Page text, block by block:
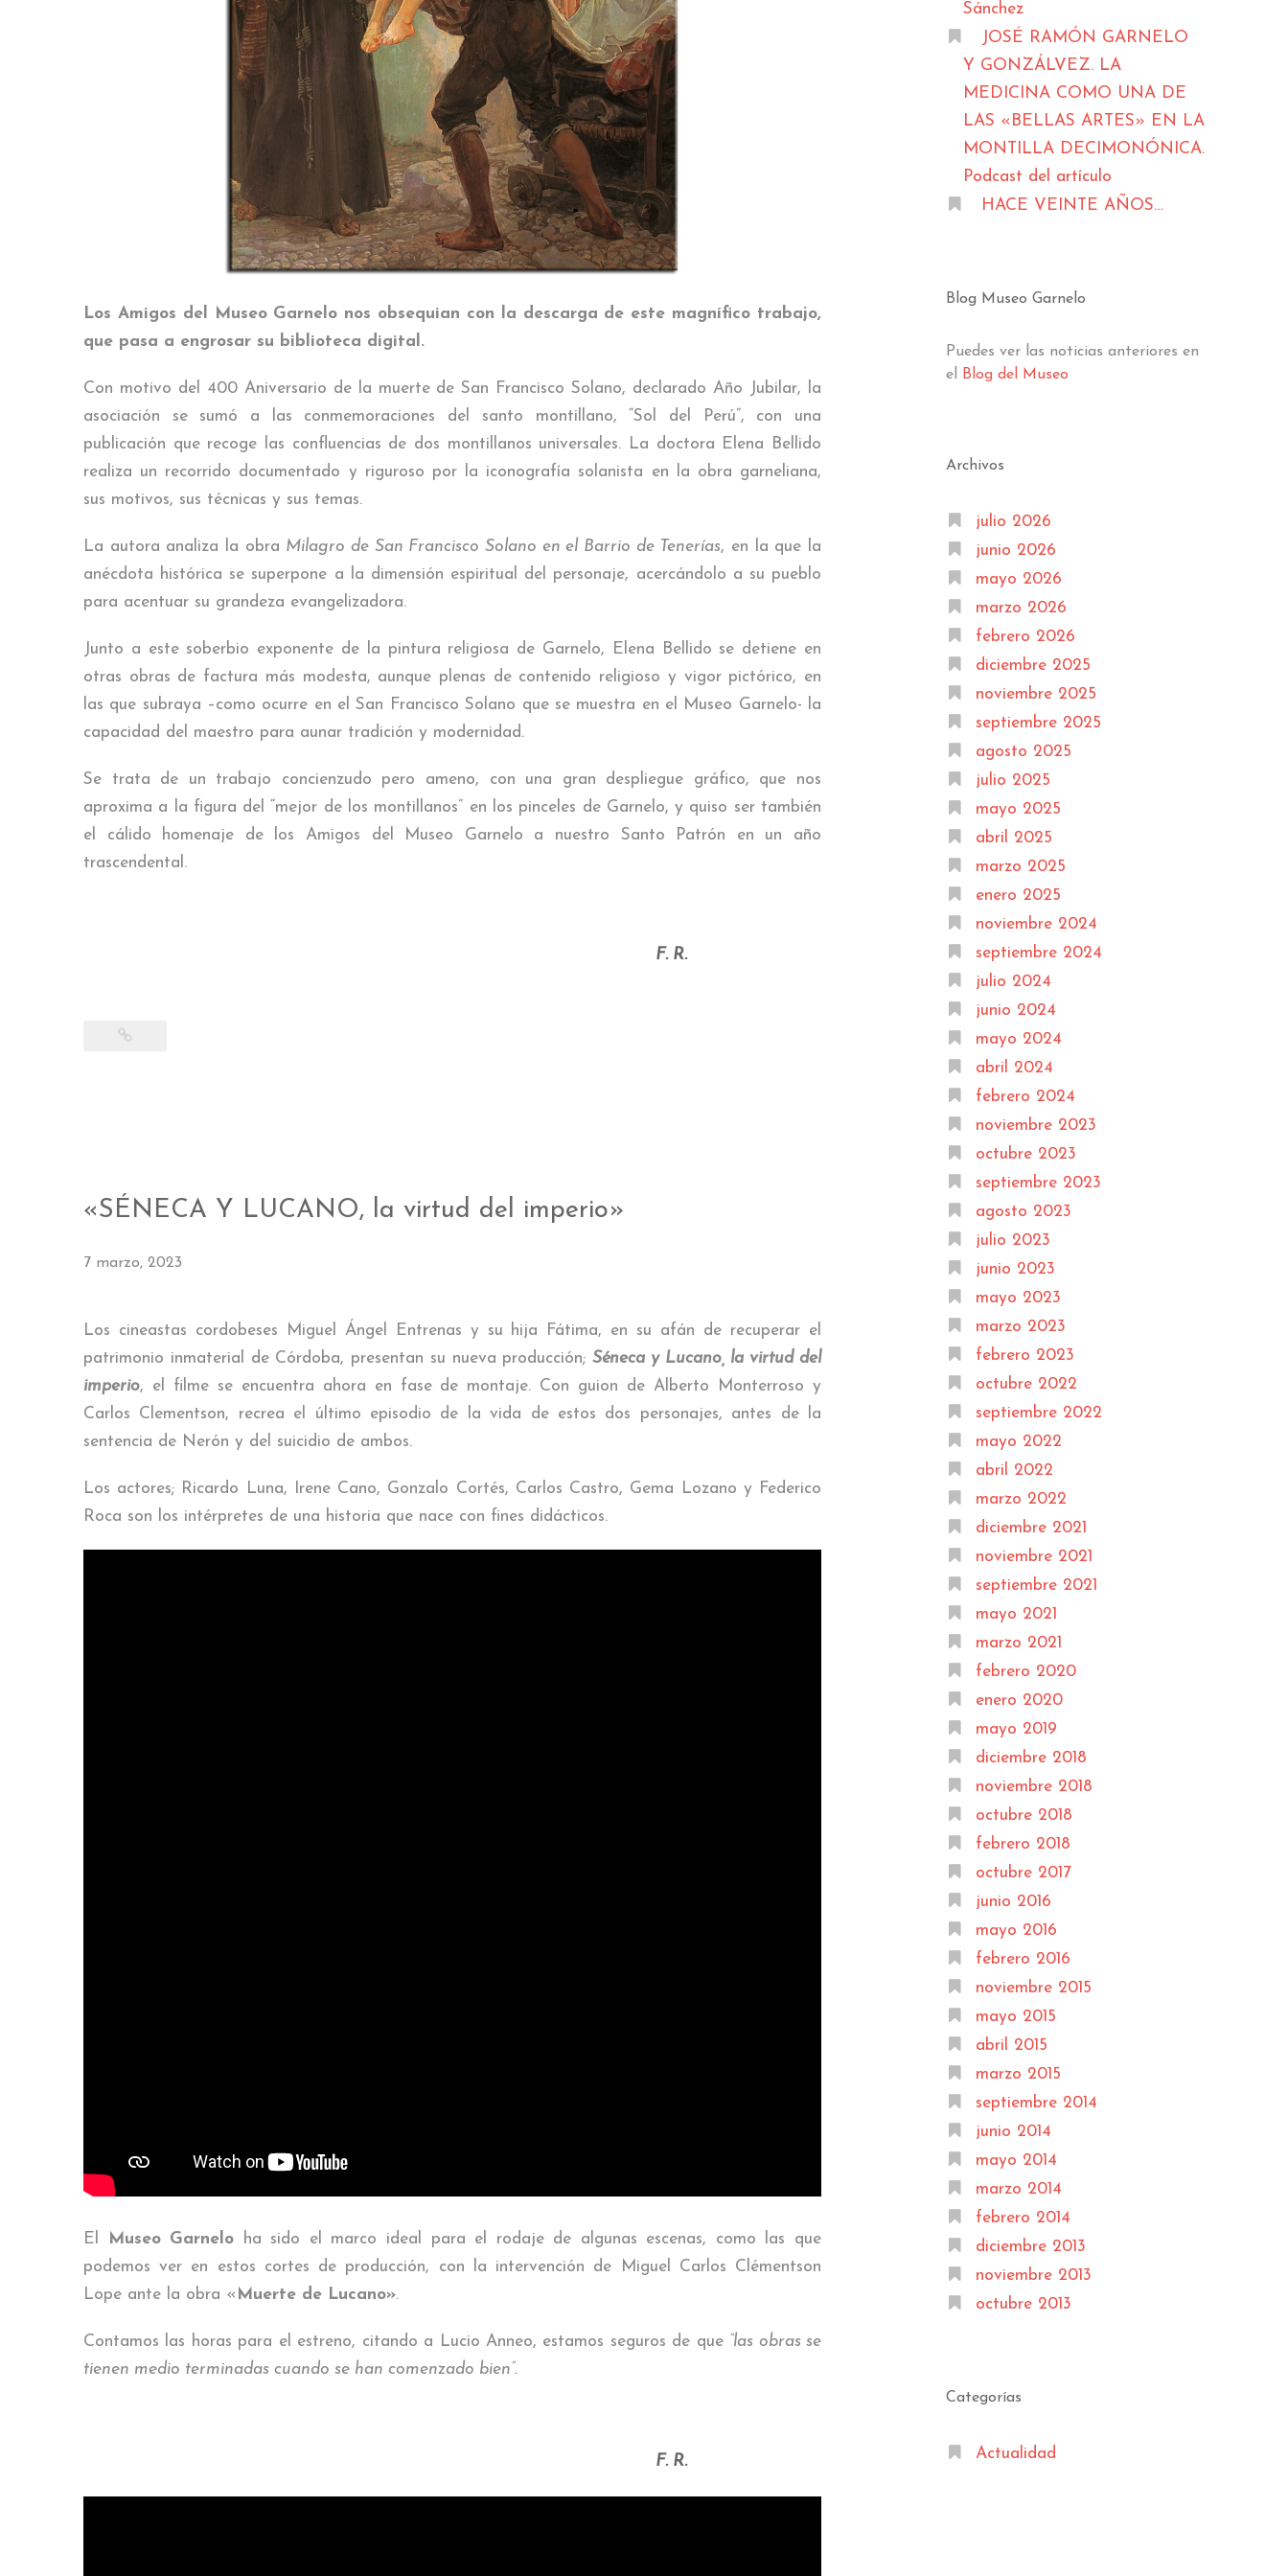
Los Amigos del Museo Garnelo nos obsequian con la descarga de este magnífico trabajo,
que pasa a engrosar su biblioteca digital.
Con motivo del 400 Aniversario de la muerte de San Francisco Solano, declarado Año Jubilar, la
asociación se sumó a las conmemoraciones del santo montillano, “Sol del Perú”, con una
publicación que recoge las confluencias de dos montillanos universales. La doctora Elena Bellido
realiza un recorrido documentado y riguroso por la iconografía solanista en la obra garneliana,
sus motivos, sus técnicas y sus temas.
La autora analiza la obra Milagro de San Francisco Solano en el Barrio de Tenerías, en la que la
anécdota histórica se superpone a la dimensión espiritual del personaje, acercándolo a su pueblo
para acentuar su grandeza evangelizadora.
Junto a este soberbio exponente de la pintura religiosa de Garnelo, Elena Bellido se detiene en
otras obras de factura más modesta, aunque plenas de contenido religioso y vigor pictórico, en
las que subraya –como ocurre en el San Francisco Solano que se muestra en el Museo Garnelo- la
capacidad del maestro para aunar tradición y modernidad.
Se trata de un trabajo concienzudo pero ameno, con una gran despliegue gráfico, que nos
aproxima a la figura del “mejor de los montillanos” en los pinceles de Garnelo, y quiso ser también
el cálido homenaje de los Amigos del Museo Garnelo a nuestro Santo Patrón en un año
trascendental.
F. R.
«SÉNECA Y LUCANO, la virtud del imperio»
7 marzo, 2023
Los cineastas cordobeses Miguel Ángel Entrenas y su hija Fátima, en su afán de recuperar el
patrimonio inmaterial de Córdoba, presentan su nueva producción;Séneca y Lucano, la virtud del
imperio, el filme se encuentra ahora en fase de montaje. Con guion de Alberto Monterroso y
Carlos Clementson, recrea el último episodio de la vida de estos dos personajes, antes de la
sentencia de Nerón y del suicidio de ambos.
Los actores; Ricardo Luna, Irene Cano, Gonzalo Cortés, Carlos Castro, Gema Lozano y Federico
Roca son los intérpretes de una historia que nace con fines didácticos.
El Museo Garnelo ha sido el marco ideal para el rodaje de algunas escenas, como las que
podemos ver en estos cortes de producción, con la intervención de Miguel Carlos Clémentson
Lope ante la obra « Muerte de Lucano».
Contamos las horas para el estreno, citando a Lucio Anneo, estamos seguros de que
“las obras se
tienen medio terminadas cuando se han comenzado bien”.
F. R.
Sánchez
JOSÉ RAMÓN GARNELO
Y GONZÁLVEZ. LA
MEDICINA COMO UNA DE
LAS «BELLAS ARTES» EN LA
MONTILLA DECIMONÓNICA.
Podcast del artículo
HACE VEINTE AÑOS…
Blog Museo Garnelo
Puedes ver las noticias anteriores en
el
Blog del Museo
Archivos
julio 2026
junio 2026
mayo 2026
marzo 2026
febrero 2026
diciembre 2025
noviembre 2025
septiembre 2025
agosto 2025
julio 2025
mayo 2025
abril 2025
marzo 2025
enero 2025
noviembre 2024
septiembre 2024
julio 2024
junio 2024
mayo 2024
abril 2024
febrero 2024
noviembre 2023
octubre 2023
septiembre 2023
agosto 2023
julio 2023
junio 2023
mayo 2023
marzo 2023
febrero 2023
octubre 2022
septiembre 2022
mayo 2022
abril 2022
marzo 2022
diciembre 2021
noviembre 2021
septiembre 2021
mayo 2021
marzo 2021
febrero 2020
enero 2020
mayo 2019
diciembre 2018
noviembre 2018
octubre 2018
febrero 2018
octubre 2017
junio 2016
mayo 2016
febrero 2016
noviembre 2015
mayo 2015
abril 2015
marzo 2015
septiembre 2014
junio 2014
mayo 2014
marzo 2014
febrero 2014
diciembre 2013
noviembre 2013
octubre 2013
Categorías
Actualidad